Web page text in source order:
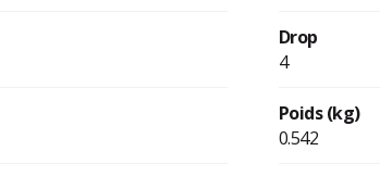
Drop
4
Poids (kg)
0.542